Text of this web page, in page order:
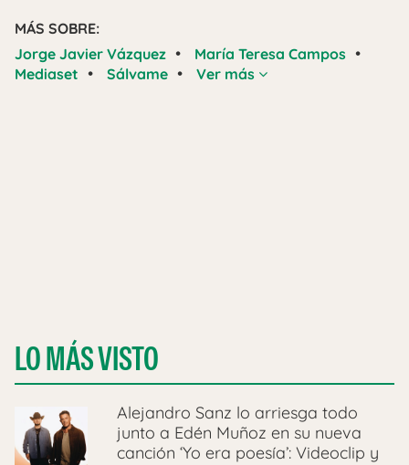
MÁS SOBRE:
Jorge Javier Vázquez • María Teresa Campos •
Mediaset • Sálvame • Ver más
LO MÁS VISTO
Alejandro Sanz lo arriesga todo
junto a Edén Muñoz en su nueva
canción ‘Yo era poesía’: Videoclip y